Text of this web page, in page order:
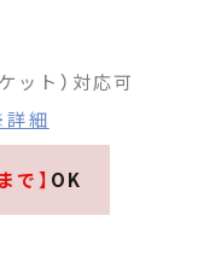
ット）対応可
細
で】 OK